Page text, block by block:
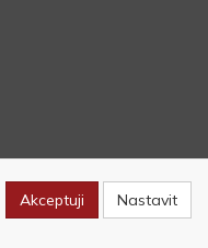
Akceptuji Nastavit